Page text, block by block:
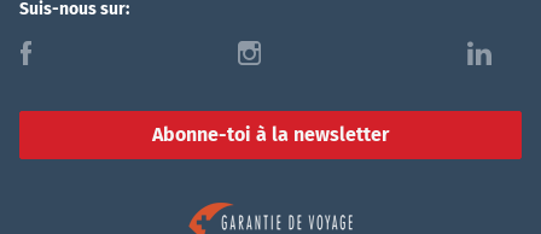
Suis-nous sur:
f i l
Abonne-toi à la newsletter